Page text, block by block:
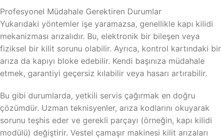
Profesyonel Müdahale Gerektiren Durumlar
Yukarıdaki yöntemler işe yaramazsa, genellikle kapı kilidi
mekanizması arızalıdır. Bu, elektronik bir bileşen veya
fiziksel bir kilit sorunu olabilir. Ayrıca, kontrol kartındaki bir
arıza da kapıyı bloke edebilir. Kendi başınıza müdahale
etmek, garantiyi geçersiz kılabilir veya hasarı artırabilir.
Bu gibi durumlarda, yetkili servis çağırmak en doğru
çözümdür. Uzman teknisyenler, arıza kodlarını okuyarak
sorunu teşhis eder ve gerekli parçayı (örneğin, kapı kilidi
modülü) değiştirir. Vestel çamaşır makinesi kilit arızaları